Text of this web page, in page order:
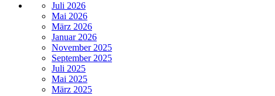
Juli 2026
Mai 2026
März 2026
Januar 2026
November 2025
September 2025
Juli 2025
Mai 2025
März 2025